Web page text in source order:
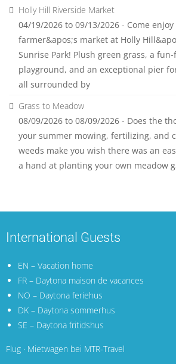
Holly Hill Riverside Market
04/19/2026 to 09/13/2026 - Come
farmer&apos;s market at Holly
Sunrise Park! Plush green grass, a fun-
playground, and an exceptional pier
all surrounded by
Grass to Meadow
08/09/2026 to 08/09/2026 - Does the
your summer mowing, fertilizing, and
weeds make you wish there was an
a hand at planting your own meadow
International Guests
EN – Vacation home
FR – Daytona maison de vacances
NO – Daytona feriehus
DK – Daytona sommerhus
SE – Daytona fritidshus
Flug · Mietwagen bei MTR-Travel